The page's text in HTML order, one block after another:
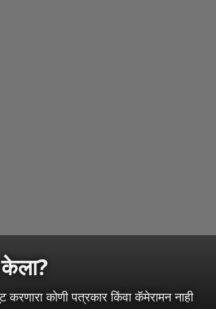
करणारा कोणी पत्रकार किंवा कॅमेरामन नाही